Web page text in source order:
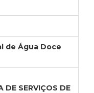
de Água Doce
DE SERVIÇOS DE